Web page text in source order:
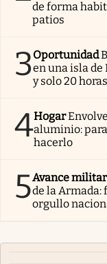
de forma
patios
3Oportunidad
en una isla
y solo 20
4Hogar
aluminio:
hacerlo
5Avance militar
de la Armada:
orgullo